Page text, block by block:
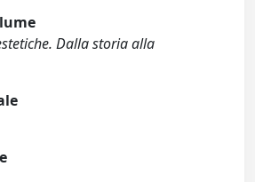
Dalla storia alla